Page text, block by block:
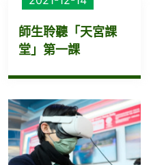
師生聆聽「天宮課
堂」第一課